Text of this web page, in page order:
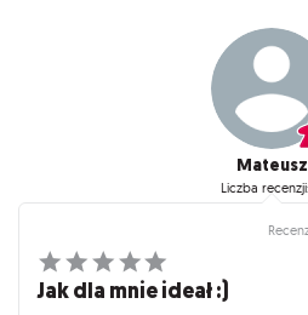
Mateusz
Liczba
Jak dla mnie ideał :)